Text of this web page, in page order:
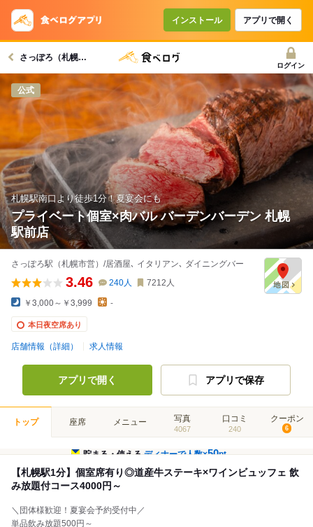
インストール アプリで開く
さっぽろ（札幌市営）駅グルメへ
ログイン
公式
札幌駅南口より徒歩1分！夏宴会にも
プライベート個室×肉バル バーデンバーデン 札幌
駅前店
さっぽろ駅（札幌市営）/居酒屋､ イタリアン､ ダイニングバー
3.46 240人 7212 人
￥3,000～￥3,999 -
本日夜空席あり
店舗情報（詳細） 求人情報
アプリで開く アプリで保存
トップ 座席 メニュー 写真
4067
口コミ
240
クーポン
6
貯まる・使えるディナーで人数×50pt
【札幌駅1分】個室席有り◎道産牛ステーキ×ワインビュッフェ 飲
み放題付コース4000円～
＼団体様歓迎！夏宴会予約受付中／
単品飲み放題500円～
コースで使えるクーポン
戻る
クーポンを利用せず予約する